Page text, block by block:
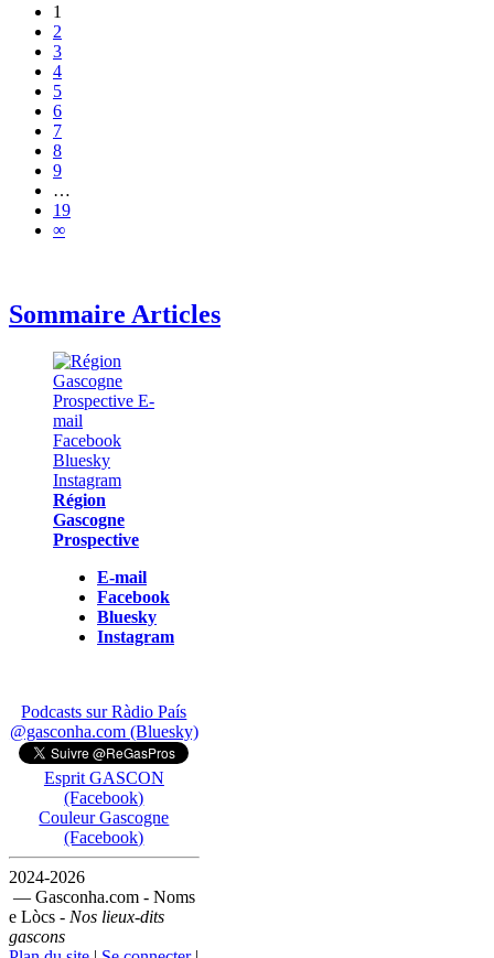
1
2
3
4
5
6
7
8
9
…
19
∞
Sommaire Articles
Région
Gascogne
Prospective
E-mail
Facebook
Bluesky
Instagram
Podcasts sur Ràdio País
@gasconha.com (Bluesky)
Esprit GASCON
(Facebook)
Couleur Gascogne
(Facebook)
2024-2026
— Gasconha.com - Noms
e Lòcs - Nos lieux-dits
gascons